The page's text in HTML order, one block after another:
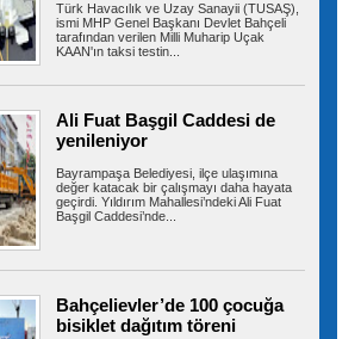
Büyükçekmece’de denizde bir
kayboldu iddiasıyla başlatılan arama
gününde de devam etti
Büyükçekmece’de denizde bir kişinin
Sultangazi’de 10 araç birbirine
Trafik yoğunluğu havadan görüntülendi
Otoyolu Sultangazi mevkiinde panelvan
kopan parça 10 aracın...
Sancaktepe’de uyuşturucu
Türk Havacılık ve Uzay Sanayii (TUSAŞ),
ismi MHP Genel Başkanı Devlet Bahçeli
tarafından verilen Milli Muharip Uçak
KAAN'ın taksi testin...
Ali Fuat Başgil Caddesi de
yenileniyor
Bayrampaşa Belediyesi, ilçe ulaşımına
değer katacak bir çalışmayı daha hayata
geçirdi. Yıldırım Mahallesi’ndeki Ali Fuat
Başgil Caddesi’nde...
Bahçelievler’de 100 çocuğa
bisiklet dağıtım töreni